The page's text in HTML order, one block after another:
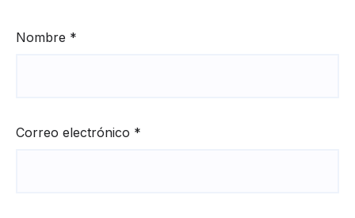
Nombre *
Correo electrónico *